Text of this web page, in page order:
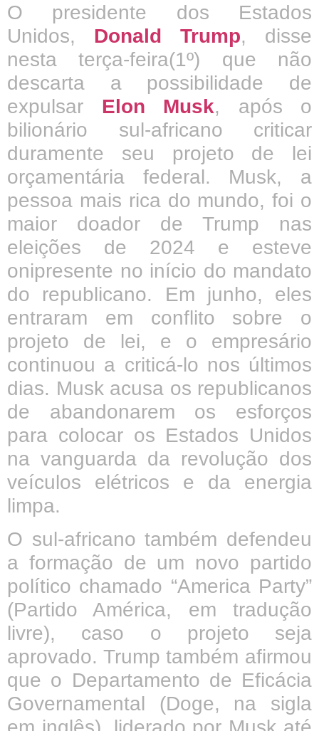
O presidente dos Estados
Unidos, Donald Trump, disse
nesta terça-feira(1º) que não
descarta a possibilidade de
expulsar Elon Musk, após o
bilionário sul-africano criticar
duramente seu projeto de lei
orçamentária federal. Musk, a
pessoa mais rica do mundo, foi o
maior doador de Trump nas
eleições de 2024 e esteve
onipresente no início do mandato
do republicano. Em junho, eles
entraram em conflito sobre o
projeto de lei, e o empresário
continuou a criticá-lo nos últimos
dias. Musk acusa os republicanos
de abandonarem os esforços
para colocar os Estados Unidos
na vanguarda da revolução dos
veículos elétricos e da energia
limpa.
O sul-africano também defendeu
a formação de um novo partido
político chamado “America Party”
(Partido América, em tradução
livre), caso o projeto seja
aprovado. Trump também afirmou
que o Departamento de Eficácia
Governamental (Doge, na sigla